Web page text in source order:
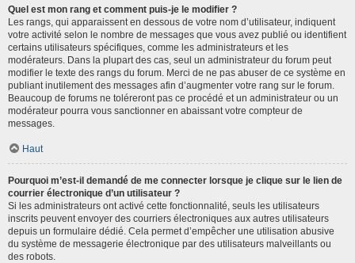
Quel est mon rang et comment puis-je le modifier ?
Les rangs, qui apparaissent en dessous de votre nom d’utilisateur, indiquent
votre activité selon le nombre de messages que vous avez publié ou identifient
certains utilisateurs spécifiques, comme les administrateurs et les
modérateurs. Dans la plupart des cas, seul un administrateur du forum peut
modifier le texte des rangs du forum. Merci de ne pas abuser de ce système en
publiant inutilement des messages afin d’augmenter votre rang sur le forum.
Beaucoup de forums ne toléreront pas ce procédé et un administrateur ou un
modérateur pourra vous sanctionner en abaissant votre compteur de
messages.
Haut
Pourquoi m’est-il demandé de me connecter lorsque je clique sur le lien de
courrier électronique d’un utilisateur ?
Si les administrateurs ont activé cette fonctionnalité, seuls les utilisateurs
inscrits peuvent envoyer des courriers électroniques aux autres utilisateurs
depuis un formulaire dédié. Cela permet d’empêcher une utilisation abusive
du système de messagerie électronique par des utilisateurs malveillants ou
des robots.